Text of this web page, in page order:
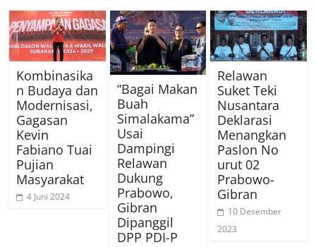
Kombinasika
n Budaya dan
Modernisasi,
Gagasan
Kevin
Fabiano Tuai
Pujian
Masyarakat
4 Juni 2024
“Bagai Makan
Buah
Simalakama”
Usai
Dampingi
Relawan
Dukung
Prabowo,
Gibran
Dipanggil
DPP PDI-P
Relawan
Suket Teki
Nusantara
Deklarasi
Menangkan
Paslon No
urut 02
Prabowo-
Gibran
10 Desember
2023